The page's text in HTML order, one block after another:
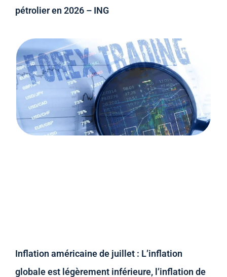
pétrolier en 2026 – ING
Inflation américaine de juillet : L’inflation
globale est légèrement inférieure, l’inflation de